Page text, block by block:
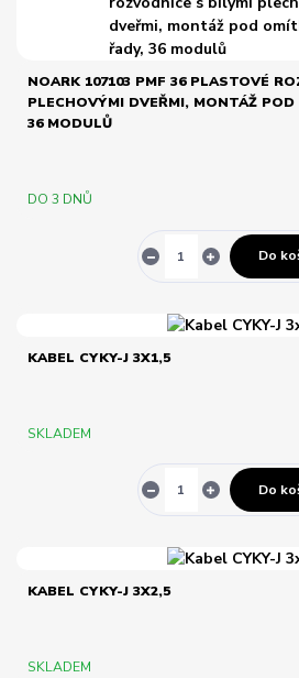
NOARK 107103 PMF 36 PLASTOVÉ
PLECHOVÝMI DVEŘMI, MONTÁŽ
36 MODULŮ
DO 3 DNŮ
Do
KABEL CYKY-J 3X1,5
SKLADEM
Do
KABEL CYKY-J 3X2,5
SKLADEM